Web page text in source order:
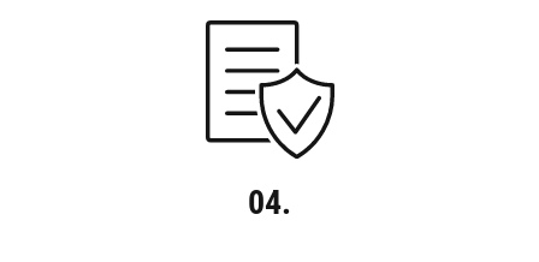
04.